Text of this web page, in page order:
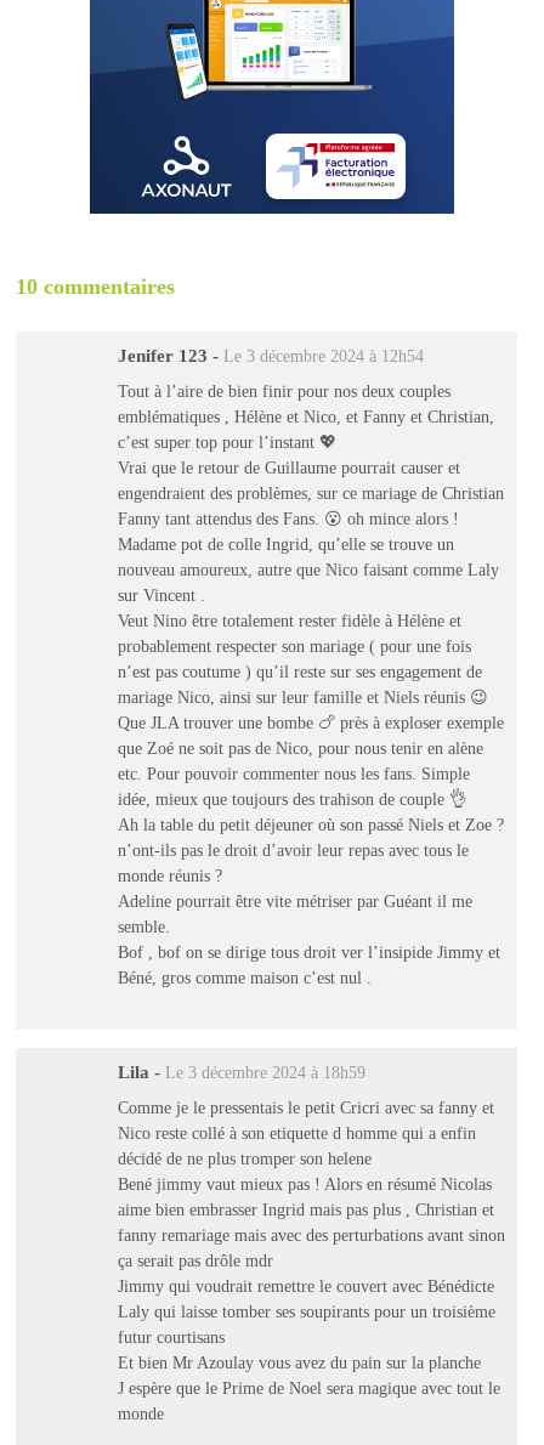
10 commentaires
Jenifer 123 - Le 3 décembre 2024 à 12h54
Tout à l’aire de bien finir pour nos deux couples
emblématiques , Hélène et Nico, et Fanny et Christian,
c’est super top pour l’instant 💖
Vrai que le retour de Guillaume pourrait causer et
engendraient des problèmes, sur ce mariage de Christian
Fanny tant attendus des Fans. 😮 oh mince alors !
Madame pot de colle Ingrid, qu’elle se trouve un
nouveau amoureux, autre que Nico faisant comme Laly
sur Vincent .
Veut Nino être totalement rester fidèle à Hélène et
probablement respecter son mariage ( pour une fois
n’est pas coutume ) qu’il reste sur ses engagement de
mariage Nico, ainsi sur leur famille et Niels réunis 😉
Que JLA trouver une bombe 🍗 près à exploser exemple
que Zoé ne soit pas de Nico, pour nous tenir en alène
etc. Pour pouvoir commenter nous les fans. Simple
idée, mieux que toujours des trahison de couple 👌
Ah la table du petit déjeuner où son passé Niels et Zoe ?
n’ont-ils pas le droit d’avoir leur repas avec tous le
monde réunis ?
Adeline pourrait être vite métriser par Guéant il me
semble.
Bof , bof on se dirige tous droit ver l’insipide Jimmy et
Béné, gros comme maison c’est nul .
Lila - Le 3 décembre 2024 à 18h59
Comme je le pressentais le petit Cricri avec sa fanny et
Nico reste collé à son etiquette d homme qui a enfin
décidé de ne plus tromper son helene
Bené jimmy vaut mieux pas ! Alors en résumé Nicolas
aime bien embrasser Ingrid mais pas plus , Christian et
fanny remariage mais avec des perturbations avant sinon
ça serait pas drôle mdr
Jimmy qui voudrait remettre le couvert avec Bénédicte
Laly qui laisse tomber ses soupirants pour un troisième
futur courtisans
Et bien Mr Azoulay vous avez du pain sur la planche
J espère que le Prime de Noel sera magique avec tout le
monde